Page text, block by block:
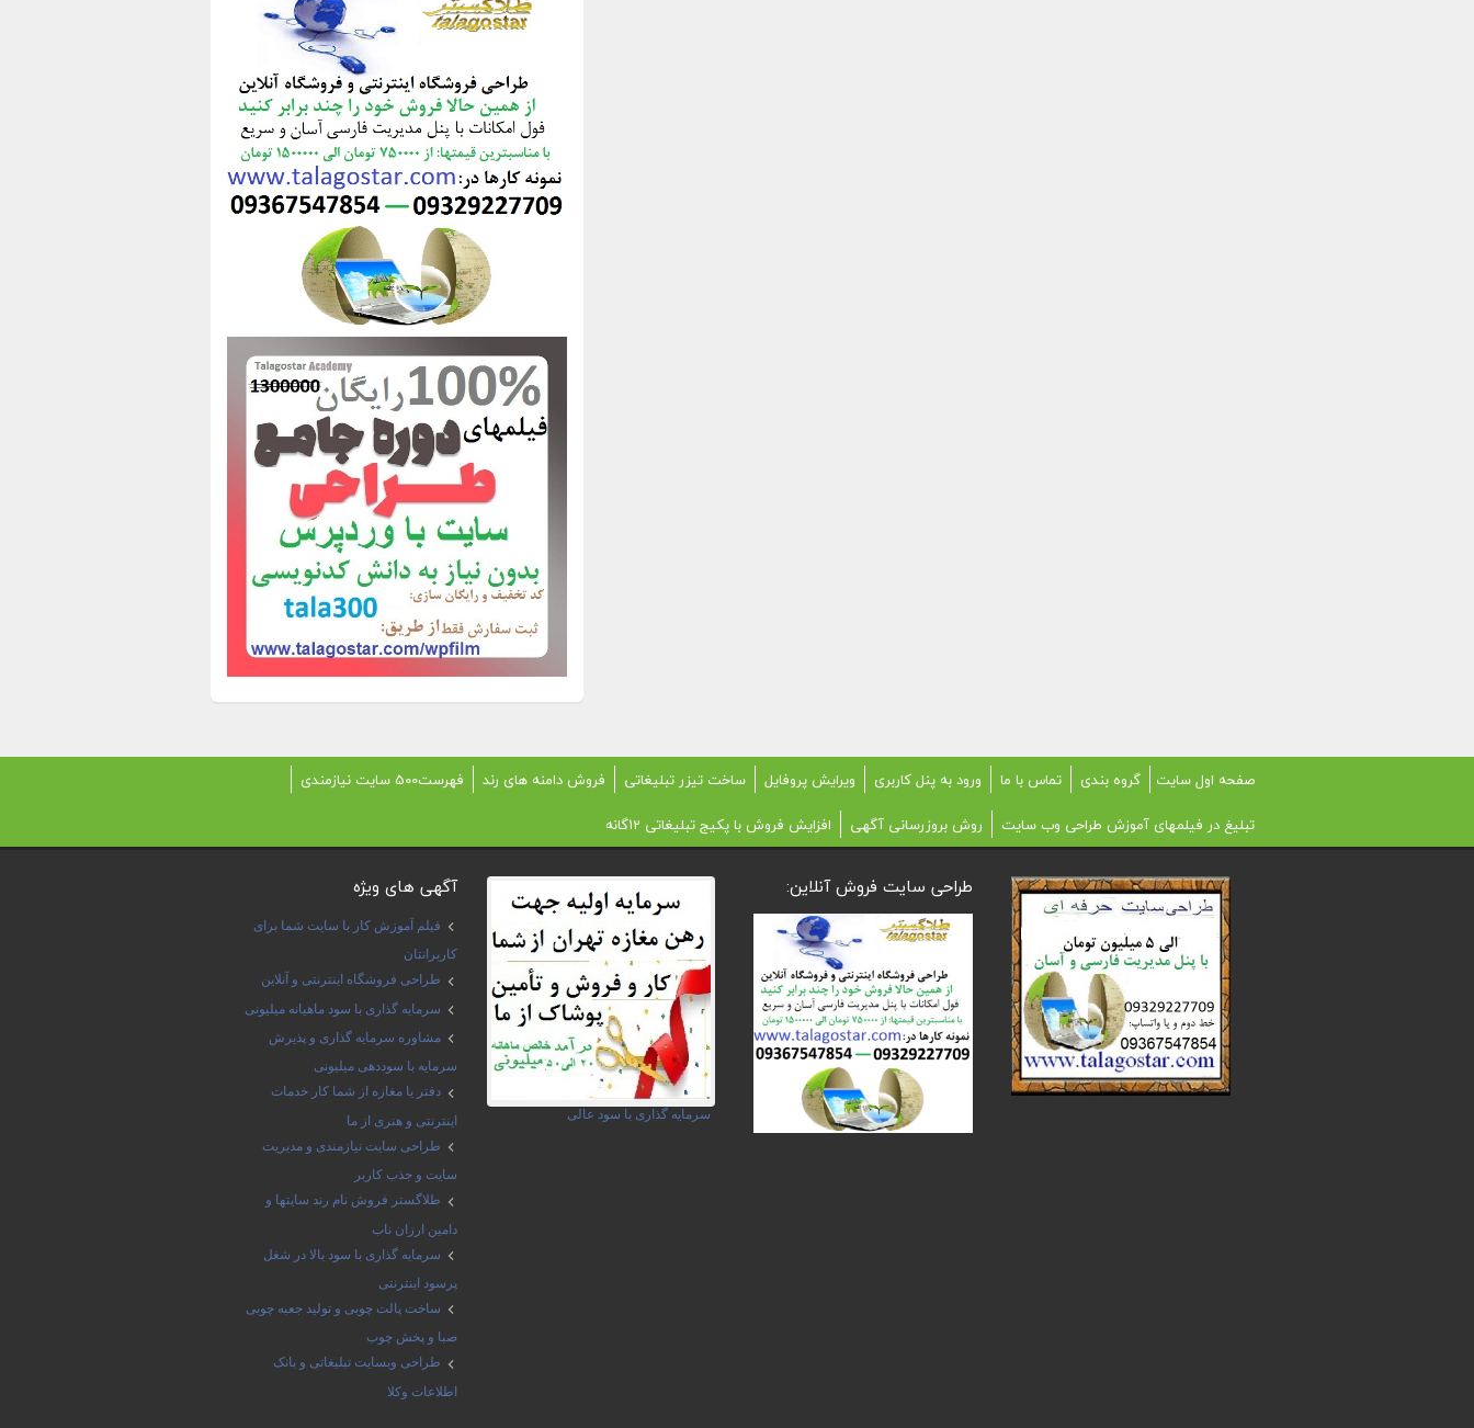
صفحه اول سایت گروه بندی تماس با ما ورود به پنل کاربری ویرایش پروفایل ساخت تیزر تبلیغاتی فروش دامنه های رند
فهرست500 سایت نیازمندی
تبلیغ در فیلمهای آموزش طراحی وب سایت
روش بروزرسانی آگهی افزایش فروش با پکیج تبلیغاتی 12گانه
آگهی های ویژه
فیلم آموزش کار با سایت شما برای
کاربرانتان
طراحی فروشگاه اینترنتی و آنلاین
سرمایه گذاری با سود ماهیانه میلیونی
مشاوره سرمایه گذاری و پذیرش
سرمایه با سوددهی میلیونی
دفتر یا مغازه از شما کار خدمات
اینترنتی و هنری از ما
طراحی سایت نیازمندی و مدیریت
سایت و جذب کاربر
طلاگستر فروش نام رند سایتها و
دامین ارزان ناب
سرمایه گذاری با سود بالا در شغل
پرسود اینترنتی
ساخت پالت چوبی و تولید جعبه چوبی
صبا و پخش چوب
طراحی وبسایت تبلیغاتی و بانک
اطلاعات وکلا
سرمایه گذاری با سود عالی
طراحی سایت فروش آنلاین: